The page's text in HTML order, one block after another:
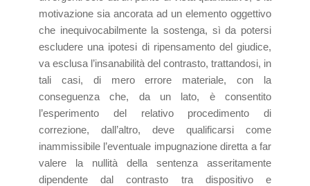
motivazione sia ancorata ad un elemento oggettivo
che inequivocabilmente la sostenga, sì da potersi
escludere una ipotesi di ripensamento del giudice,
va esclusa l’insanabilità del contrasto, trattandosi, in
tali casi, di mero errore materiale, con la
conseguenza che, da un lato, è consentito
l’esperimento del relativo procedimento di
correzione, dall’altro, deve qualificarsi come
inammissibile l’eventuale impugnazione diretta a far
valere la nullità della sentenza asseritamente
dipendente dal contrasto tra dispositivo e